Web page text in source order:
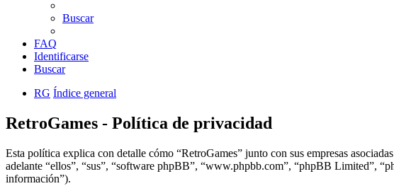
Buscar
FAQ
Identificarse
Buscar
RG Índice general
RetroGames - Política de privacidad
Esta política explica con detalle cómo “RetroGames” junto con sus empresas
adelante “ellos”, “sus”, “software phpBB”, “www.phpbb.com”, “phpBB Limited”,
información”).